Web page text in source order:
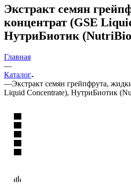
Экстракт семян
концентрат (GSE
НутриБиотик
Главная
—
Каталог
—Экстракт семян грейпфрута,
Liquid Concentrate), НутриБиотик